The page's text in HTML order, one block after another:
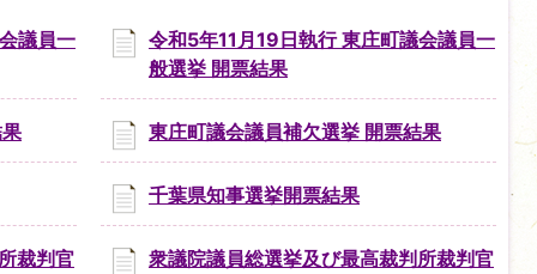
議員一
令和5年11月19日執行 東庄町議会議員一
般選挙 開票結果
東庄町議会議員補欠選挙 開票結果
千葉県知事選挙開票結果
裁判官
衆議院議員総選挙及び最高裁判所裁判官